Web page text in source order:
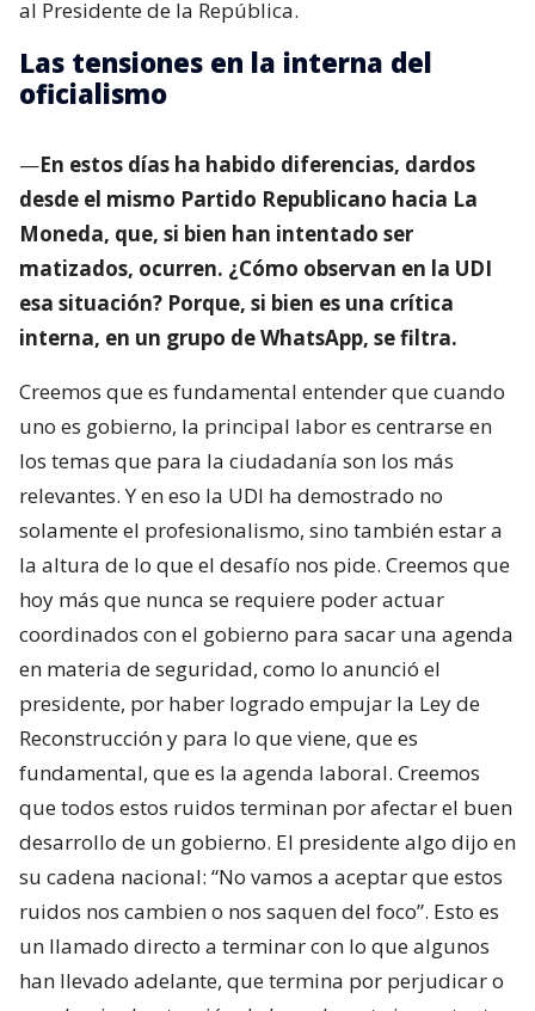
al Presidente de la República.
Las tensiones en la interna del
oficialismo
—En estos días ha habido diferencias, dardos
desde el mismo Partido Republicano hacia La
Moneda, que, si bien han intentado ser
matizados, ocurren. ¿Cómo observan en la UDI
esa situación? Porque, si bien es una crítica
interna, en un grupo de WhatsApp, se filtra.
Creemos que es fundamental entender que cuando
uno es gobierno, la principal labor es centrarse en
los temas que para la ciudadanía son los más
relevantes. Y en eso la UDI ha demostrado no
solamente el profesionalismo, sino también estar a
la altura de lo que el desafío nos pide. Creemos que
hoy más que nunca se requiere poder actuar
coordinados con el gobierno para sacar una agenda
en materia de seguridad, como lo anunció el
presidente, por haber logrado empujar la Ley de
Reconstrucción y para lo que viene, que es
fundamental, que es la agenda laboral. Creemos
que todos estos ruidos terminan por afectar el buen
desarrollo de un gobierno. El presidente algo dijo en
su cadena nacional: “No vamos a aceptar que estos
ruidos nos cambien o nos saquen del foco”. Esto es
un llamado directo a terminar con lo que algunos
han llevado adelante, que termina por perjudicar o